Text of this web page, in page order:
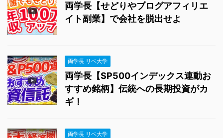
両学長【せどりやブログアフィリエ
イト副業】で会社を脱出せよ
両学長 リベ大学
両学長【SP500インデックス連動お
すすめ銘柄】伝統への長期投資がカ
ギ！
両学長 リベ大学